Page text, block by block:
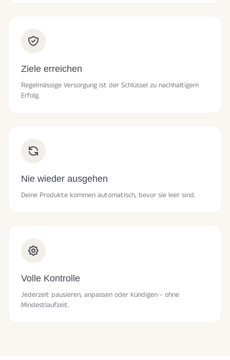
Ziele erreichen
Regelmässige Versorgung ist der Schlüssel zu nachhaltigem
Erfolg.
Nie wieder ausgehen
Deine Produkte kommen automatisch, bevor sie leer sind.
Volle Kontrolle
Jederzeit pausieren, anpassen oder kündigen - ohne
Mindestlaufzeit.